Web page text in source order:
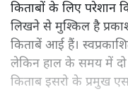
किताबों के लिए परेशान
लिखने से मुश्किल है
किताबें आई हैं।
लेकिन हाल के समय में
किताब इसरो के प्रमुख